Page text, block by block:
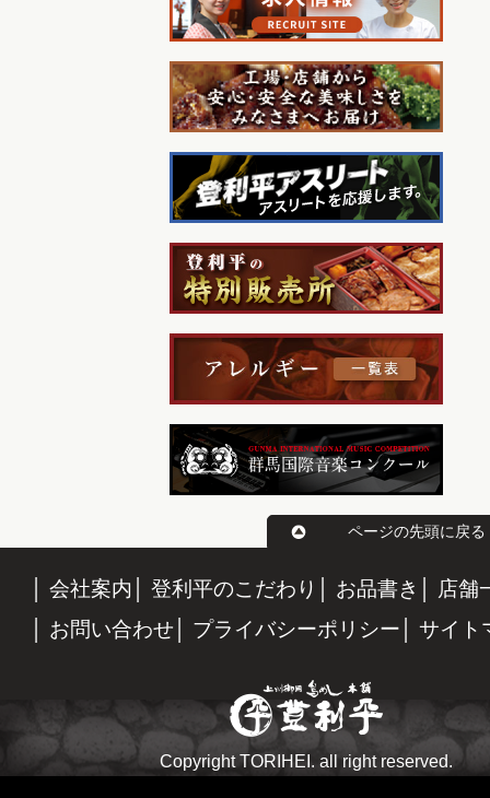
ページの先頭に戻る
会社案内 登利平のこだわり お品書き
店舗
お問い合わせ
プライバシーポリシー サイト
Copyright TORIHEI. all right reserved.